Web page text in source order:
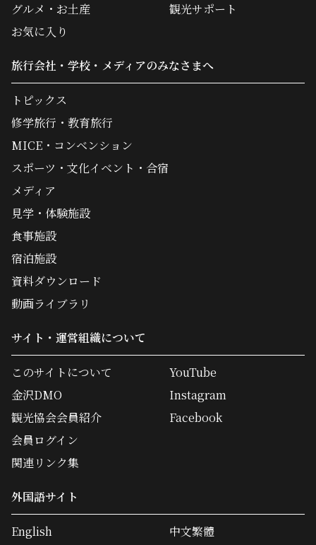
グルメ・お土産
観光サポート
お気に入り
旅行会社・学校・メディアのみなさまへ
トピックス
修学旅行・教育旅行
MICE・コンベンション
スポーツ・文化イベント・合宿
メディア
見学・体験施設
食事施設
宿泊施設
資料ダウンロード
動画ライブラリ
サイト・運営組織について
このサイトについて
金沢DMO
観光協会会員紹介
会員ログイン
関連リンク集
YouTube
Instagram
Facebook
外国語サイト
English
中文繁體